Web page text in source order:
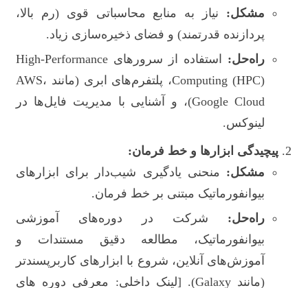
مشکل: نیاز به منابع محاسباتی قوی (رم بالا،
پردازنده قدرتمند) و فضای ذخیره‌سازی زیاد.
راه‌حل:
استفاده از سرورهای High-Performance
Computing (HPC)، پلتفرم‌های ابری (مانند AWS،
Google Cloud)، و آشنایی با مدیریت فایل‌ها در
لینوکس.
پیچیدگی ابزارها و خط فرمان:
مشکل: منحنی یادگیری شیب‌دار برای ابزارهای
بیوانفورماتیک مبتنی بر خط فرمان.
راه‌حل: شرکت در دوره‌های آموزشی
بیوانفورماتیک، مطالعه دقیق مستندات و
آموزش‌های آنلاین، شروع با ابزارهای کاربرپسندتر
(مانند Galaxy). [لینک داخلی: معرفی دوره های